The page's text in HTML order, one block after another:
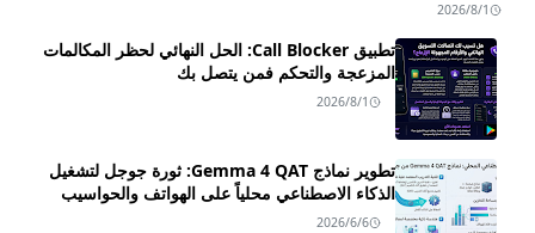
2026/8/1
تطبيق Call Blocker: الحل النهائي لحظر المكالمات
المزعجة والتحكم فمن يتصل بك
2026/8/1
تطوير نماذج Gemma 4 QAT: ثورة جوجل لتشغيل
الذكاء الاصطناعي محلياً على الهواتف والحواسيب
2026/6/6